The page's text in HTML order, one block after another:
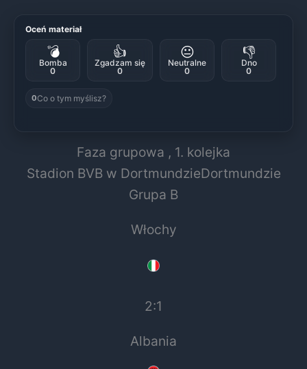
Oceń materiał
💣
Bomba
0
👍
Zgadzam się
0
😐
Neutralne
0
👎
Dno
0
0Co o tym myślisz?
Faza grupowa , 1. kolejka
Stadion BVB w DortmundzieDortmundzie
Grupa B
Włochy
2:1
Albania